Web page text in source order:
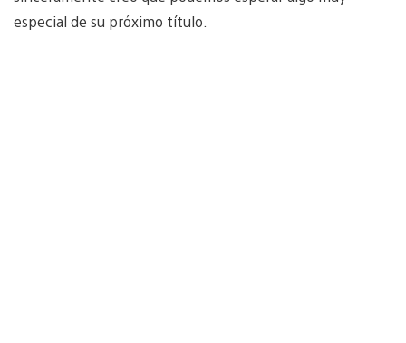
especial de su próximo título.